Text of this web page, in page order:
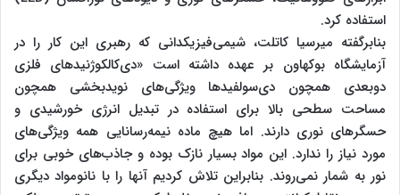
استفاده کرد.
بنابرگفته میرسیا کاتلت، شیمی‌فیزیکدانی که رهبری این کار را در
آزمایشگاه بوکهاون بر عهده داشته است «دی‌کالکوژنیدهای فلزی
دوبعدی همچون دی‌سولفیدها ویژگی‌های نویدبخشی همچون
مساحت سطحی بالا برای استفاده در تبدیل انرژی خورشیدی و
حسگرهای نوری دارند. اما هیچ ماده نیمه‌رسانایی همه ویژگی‌های
مورد نیاز را ندارد. این مواد بسیار نازک بوده و جاذب‌های خوبی برای
نور به شمار نمی‌روند. بنابراین تلاش کردیم آنها را با نانومواد دیگری